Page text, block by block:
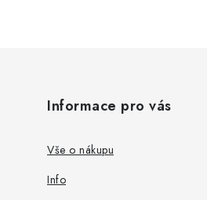
Informace pro vás
Vše o nákupu
Info